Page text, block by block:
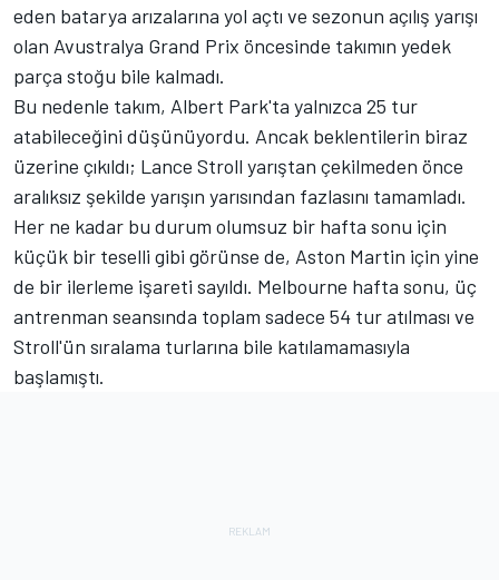
eden batarya arızalarına yol açtı ve sezonun açılış yarışı
olan Avustralya Grand Prix öncesinde takımın yedek
parça stoğu bile kalmadı.
Bu nedenle takım, Albert Park'ta yalnızca 25 tur
atabileceğini düşünüyordu. Ancak beklentilerin biraz
üzerine çıkıldı; Lance Stroll yarıştan çekilmeden önce
aralıksız şekilde yarışın yarısından fazlasını tamamladı.
Her ne kadar bu durum olumsuz bir hafta sonu için
küçük bir teselli gibi görünse de, Aston Martin için yine
de bir ilerleme işareti sayıldı. Melbourne hafta sonu, üç
antrenman seansında toplam sadece 54 tur atılması ve
Stroll'ün sıralama turlarına bile katılamamasıyla
başlamıştı.